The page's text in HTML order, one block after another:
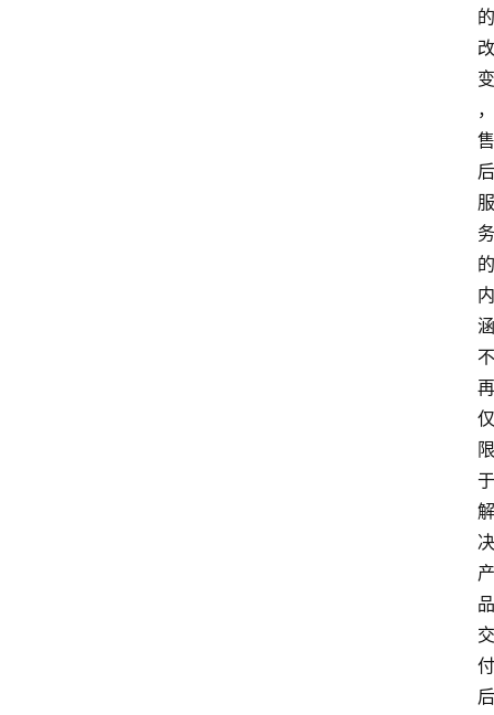
的
改
变
，
售
后
服
务
的
内
涵
不
再
仅
限
于
解
决
产
品
交
付
后